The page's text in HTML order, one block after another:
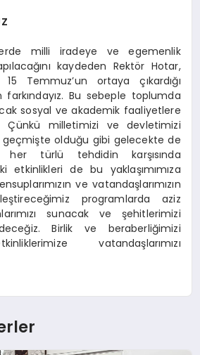
milli iradeye ve egemenlik
kaydeden Rektör Hotar,
Temmuz’un ortaya çıkardığı
Bu sebeple toplumda
sosyal ve akademik faaliyetlere
Çünkü milletimizi ve devletimizi
geçmişte olduğu gibi gelecekte de
her türlü tehdidin karşısında
etkinlikleri de bu yaklaşımımıza
ve vatandaşlarımızın
programlarda aziz
sunacak ve şehitlerimizi
Birlik ve beraberliğimizi
vatandaşlarımızı